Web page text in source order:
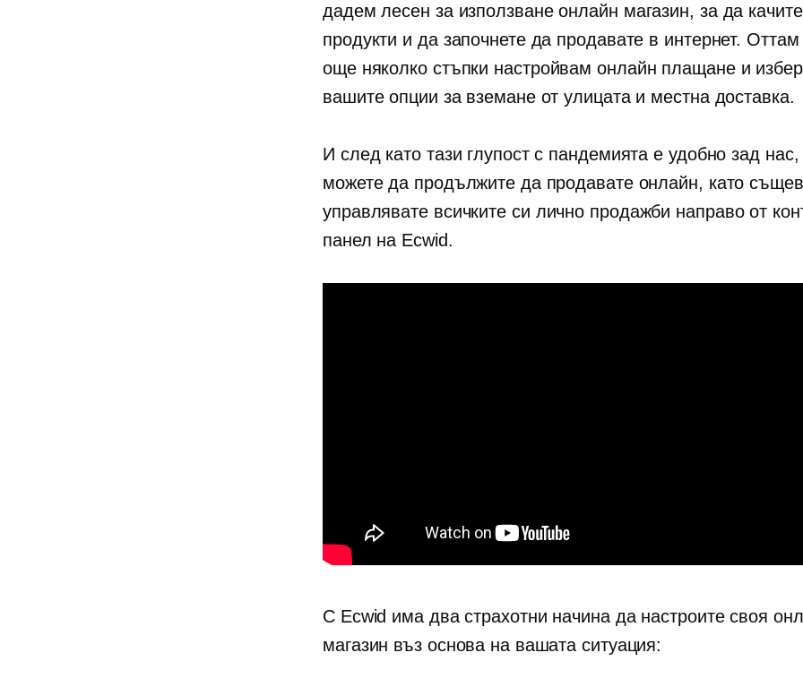
дадемлесен за използванеонлайн магазин, за да
продукти и да започнете да продавате в интернет.
още няколко стъпки настройвам онлайн плащане и
вашите опции за вземане от улицата и местна доставка.
И след като тази глупост с пандемията е удобно зад
можете да продължите да продавате онлайн, като
управлявате всичките си лично продажби направо от
панел на Ecwid.
С Ecwid има два страхотни начина да настроите своя
магазин въз основа на вашата ситуация: